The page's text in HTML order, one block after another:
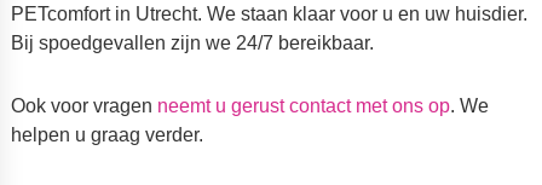
PETcomfort in Utrecht. We staan klaar voor u en uw huisdier.
Bij spoedgevallen zijn we 24/7 bereikbaar.
Ook voor vragen neemt u gerust contact met ons op. We
helpen u graag verder.